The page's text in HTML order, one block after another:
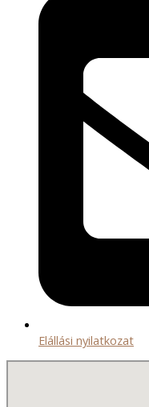
Elállási nyilatkozat